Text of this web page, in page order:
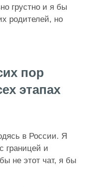
грустно и я бы
родителей, но
пор
этапах
в России. Я
границей и
не этот чат, я бы